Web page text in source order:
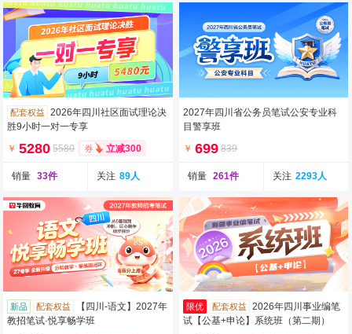
配套权益
2026年四川社区面试理论决
胜9小时一对一专享
￥ 5280 5580 立减300
销量 33件 关注 89人
2027年四川省公务员笔试公安专业科
目警享班
￥ 699 839
销量 261件 关注 2293人
新品 配套权益
【四川-语文】2027年
教招笔试·悦享畅学班
限优 配套权益
2026年四川事业编笔
试【公基+申论】系统班（第二期）